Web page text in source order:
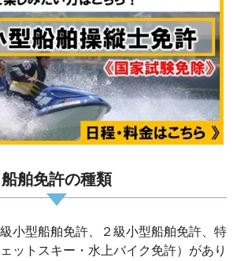
船舶免許の種類
小型船舶免許、２級小型船舶免許、特
ットスキー・水上バイク免許）があり